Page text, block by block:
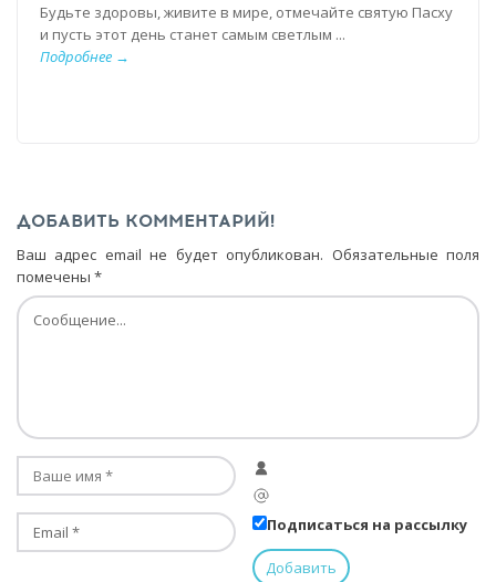
Будьте здоровы, живите в мире, отмечайте святую Пасху
и пусть этот день станет самым светлым ...
Подробнее →
ДОБАВИТЬ КОММЕНТАРИЙ!
Ваш адрес email не будет опубликован. Обязательные поля
помечены *
Подписаться на рассылку